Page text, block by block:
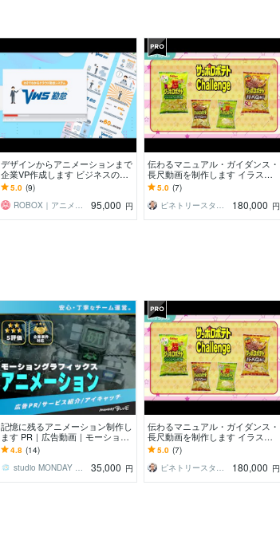
デザインからアニメーションまで
企業VP作成します ビジネスのあ
らゆる場面で使えるサービスプロ
モーション動画を
5.0 (9)
ROBOX｜アニメーション制作チーム
95,000 円
伝わるマニュアル・ガイダンス・
長尺動画を制作します イラスト
やアニメーションで伝わる！N
A・BGMも無料で付く！
5.0 (7)
ピネトリースタジオ（松本）
180,000 円
記憶に残るアニメーション制作し
ます PR｜広告動画｜モーション
グラフィックス
4.8 (14)
studio MONDAY BLUE
35,000 円
伝わるマニュアル・ガイダンス・
長尺動画を制作します イラスト
やアニメーションで伝わる！N
A・BGMも無料で付く！
5.0 (7)
ピネトリースタジオ（松本）
180,000 円